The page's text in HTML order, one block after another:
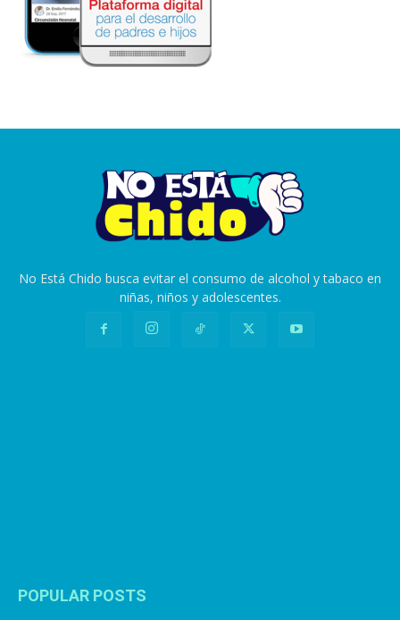
No Está Chido busca evitar el consumo de alcohol y tabaco en
niñas, niños y adolescentes.
POPULAR POSTS